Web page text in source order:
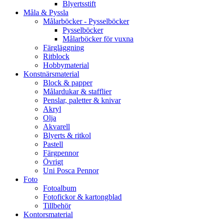
Blyertsstift
Måla & Pyssla
Målarböcker - Pysselböcker
Pysselböcker
Målarböcker för vuxna
Färgläggning
Ritblock
Hobbymaterial
Konstnärsmaterial
Block & papper
Målardukar & stafflier
Penslar, paletter & knivar
Akryl
Olja
Akvarell
Blyerts & ritkol
Pastell
Färgpennor
Övrigt
Uni Posca Pennor
Foto
Fotoalbum
Fotofickor & kartongblad
Tillbehör
Kontorsmaterial